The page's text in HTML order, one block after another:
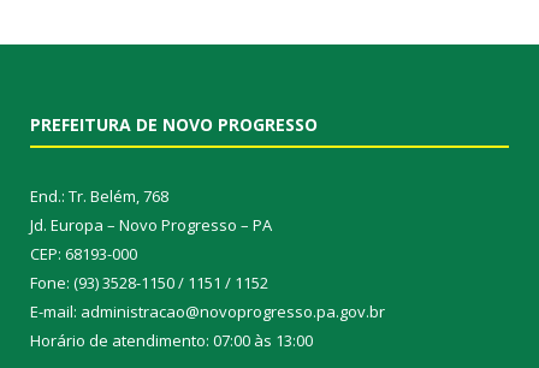
PREFEITURA DE NOVO PROGRESSO
End.: Tr. Belém, 768
Jd. Europa – Novo Progresso – PA
CEP: 68193-000
Fone: (93) 3528-1150 / 1151 / 1152
E-mail: administracao@novoprogresso.pa.gov.br
Horário de atendimento: 07:00 às 13:00